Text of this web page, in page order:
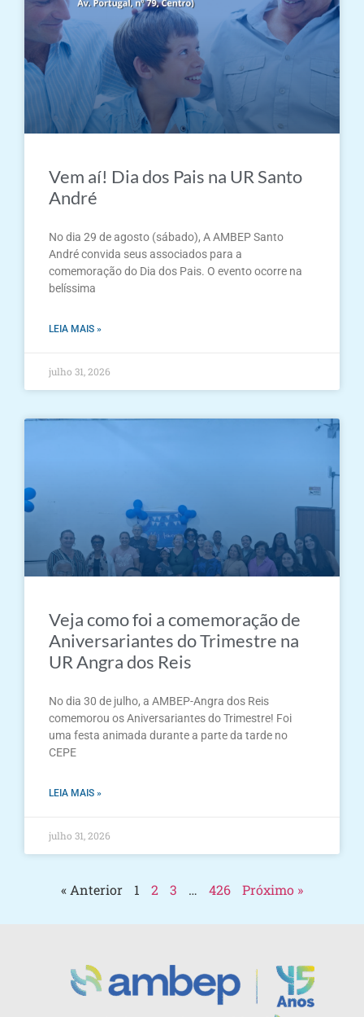
Vem aí! Dia dos Pais na UR Santo
André
No dia 29 de agosto (sábado), A AMBEP Santo
André convida seus associados para a
comemoração do Dia dos Pais. O evento ocorre na
belíssima
LEIA MAIS »
julho 31, 2026
Veja como foi a comemoração de
Aniversariantes do Trimestre na
UR Angra dos Reis
No dia 30 de julho, a AMBEP-Angra dos Reis
comemorou os Aniversariantes do Trimestre! Foi
uma festa animada durante a parte da tarde no
CEPE
LEIA MAIS »
julho 31, 2026
« Anterior 1 2 3 … 426 Próximo »